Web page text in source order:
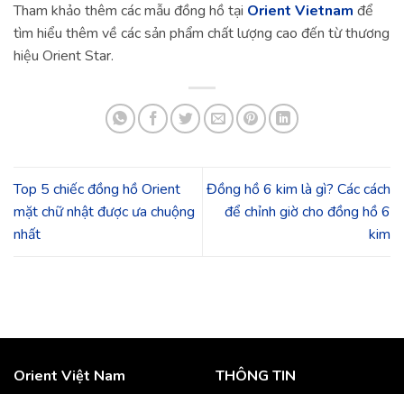
Tham khảo thêm các mẫu đồng hồ tại Orient Vietnam để
tìm hiểu thêm về các sản phẩm chất lượng cao đến từ thương
hiệu Orient Star.
Top 5 chiếc đồng hồ Orient
mặt chữ nhật được ưa chuộng
nhất
Đồng hồ 6 kim là gì? Các cách
để chỉnh giờ cho đồng hồ 6
kim
Orient Việt Nam
THÔNG TIN